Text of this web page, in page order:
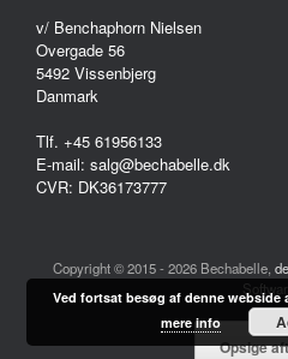
v/ Benchaphorn Nielsen
Overgade 56
5492 Vissenbjerg
Danmark
Tlf. +45 61956133
E-mail: salg@bechabelle.dk
CVR: DK36173777
Copyright © 2015 - 2026 Bechabelle,
Software
Opsige
Ved fortsat besøg af denne webside
mere info